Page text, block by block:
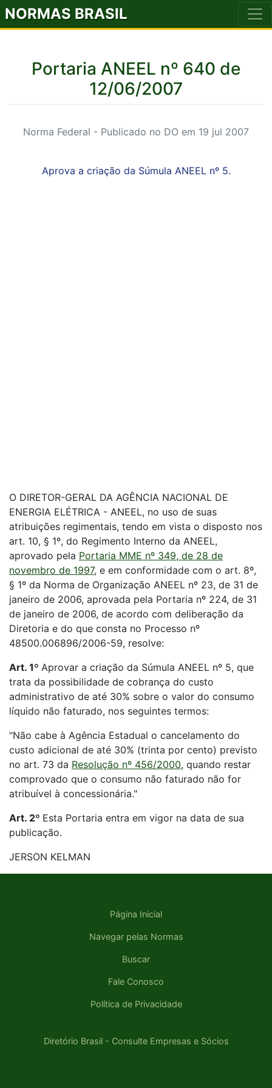
NORMAS BRASIL
Portaria ANEEL nº 640 de
12/06/2007
Norma Federal - Publicado no DO em 19 jul 2007
Aprova a criação da Súmula ANEEL nº 5.
O DIRETOR-GERAL DA AGÊNCIA NACIONAL DE
ENERGIA ELÉTRICA - ANEEL, no uso de suas
atribuições regimentais, tendo em vista o disposto nos
art. 10, § 1º, do Regimento Interno da ANEEL,
aprovado pela Portaria MME nº 349, de 28 de
novembro de 1997, e em conformidade com o art. 8º,
§ 1º da Norma de Organização ANEEL nº 23, de 31 de
janeiro de 2006, aprovada pela Portaria nº 224, de 31
de janeiro de 2006, de acordo com deliberação da
Diretoria e do que consta no Processo nº
48500.006896/2006-59, resolve:
Art. 1º Aprovar a criação da Súmula ANEEL nº 5, que
trata da possibilidade de cobrança do custo
administrativo de até 30% sobre o valor do consumo
líquido não faturado, nos seguintes termos:
"Não cabe à Agência Estadual o cancelamento do
custo adicional de até 30% (trinta por cento) previsto
no art. 73 da Resolução nº 456/2000, quando restar
comprovado que o consumo não faturado não for
atribuível à concessionária."
Art. 2º Esta Portaria entra em vigor na data de sua
publicação.
JERSON KELMAN
Página Inicial
Navegar pelas Normas
Buscar
Fale Conosco
Política de Privacidade
Diretório Brasil - Consulte Empresas e Sócios